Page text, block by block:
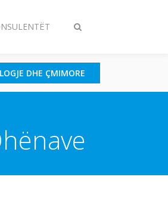
Ndrysho
DHE ÇMIMORE